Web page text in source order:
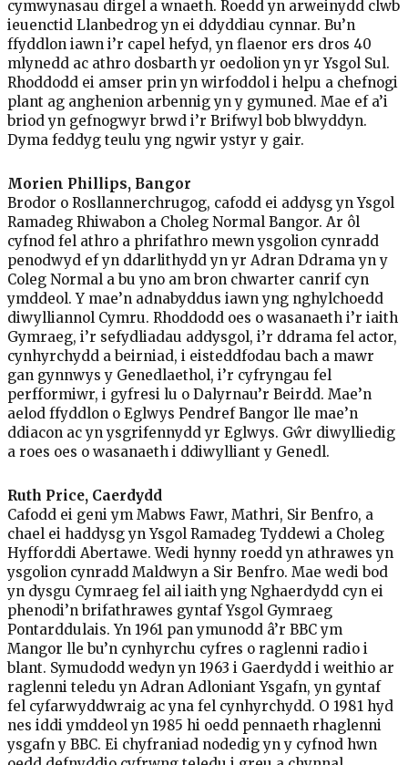
cymwynasau dirgel a wnaeth. Roedd yn arweinydd clwb
ieuenctid Llanbedrog yn ei ddyddiau cynnar. Bu’n
ffyddlon iawn i’r capel hefyd, yn flaenor ers dros 40
mlynedd ac athro dosbarth yr oedolion yn yr Ysgol Sul.
Rhoddodd ei amser prin yn wirfoddol i helpu a chefnogi
plant ag anghenion arbennig yn y gymuned. Mae ef a’i
briod yn gefnogwyr brwd i’r Brifwyl bob blwyddyn.
Dyma feddyg teulu yng ngwir ystyr y gair.
Morien Phillips, Bangor
Brodor o Rosllannerchrugog, cafodd ei addysg yn Ysgol
Ramadeg Rhiwabon a Choleg Normal Bangor. Ar ôl
cyfnod fel athro a phrifathro mewn ysgolion cynradd
penodwyd ef yn ddarlithydd yn yr Adran Ddrama yn y
Coleg Normal a bu yno am bron chwarter canrif cyn
ymddeol. Y mae’n adnabyddus iawn yng nghylchoedd
diwylliannol Cymru. Rhoddodd oes o wasanaeth i’r iaith
Gymraeg, i’r sefydliadau addysgol, i’r ddrama fel actor,
cynhyrchydd a beirniad, i eisteddfodau bach a mawr
gan gynnwys y Genedlaethol, i’r cyfryngau fel
perfformiwr, i gyfresi lu o Dalyrnau’r Beirdd. Mae’n
aelod ffyddlon o Eglwys Pendref Bangor lle mae’n
ddiacon ac yn ysgrifennydd yr Eglwys. Gŵr diwylliedig
a roes oes o wasanaeth i ddiwylliant y Genedl.
Ruth Price, Caerdydd
Cafodd ei geni ym Mabws Fawr, Mathri, Sir Benfro, a
chael ei haddysg yn Ysgol Ramadeg Tyddewi a Choleg
Hyfforddi Abertawe. Wedi hynny roedd yn athrawes yn
ysgolion cynradd Maldwyn a Sir Benfro. Mae wedi bod
yn dysgu Cymraeg fel ail iaith yng Nghaerdydd cyn ei
phenodi’n brifathrawes gyntaf Ysgol Gymraeg
Pontarddulais. Yn 1961 pan ymunodd â’r BBC ym
Mangor lle bu’n cynhyrchu cyfres o raglenni radio i
blant. Symudodd wedyn yn 1963 i Gaerdydd i weithio ar
raglenni teledu yn Adran Adloniant Ysgafn, yn gyntaf
fel cyfarwyddwraig ac yna fel cynhyrchydd. O 1981 hyd
nes iddi ymddeol yn 1985 hi oedd pennaeth rhaglenni
ysgafn y BBC. Ei chyfraniad nodedig yn y cyfnod hwn